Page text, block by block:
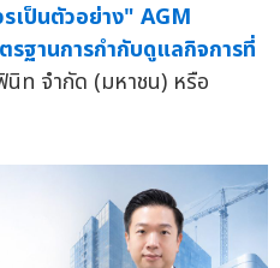
เป็นตัวอย่าง" AGM
ฐานการกำกับดูแลกิจการที่
ท จำกัด (มหาชน) หรือ